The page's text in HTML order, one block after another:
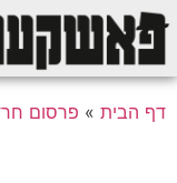
דף הבית » פרסום